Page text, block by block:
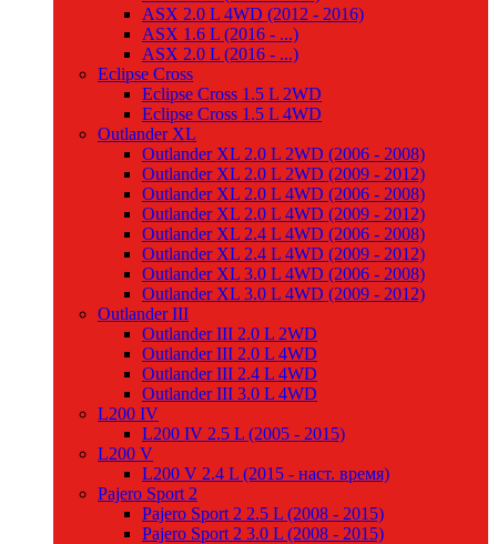
ASX 2.0 L 4WD (2012 - 2016)
ASX 1.6 L (2016 - ...)
ASX 2.0 L (2016 - ...)
Eclipse Cross
Eclipse Cross 1.5 L 2WD
Eclipse Cross 1.5 L 4WD
Outlander XL
Outlander XL 2.0 L 2WD (2006 - 2008)
Outlander XL 2.0 L 2WD (2009 - 2012)
Outlander XL 2.0 L 4WD (2006 - 2008)
Outlander XL 2.0 L 4WD (2009 - 2012)
Outlander XL 2.4 L 4WD (2006 - 2008)
Outlander XL 2.4 L 4WD (2009 - 2012)
Outlander XL 3.0 L 4WD (2006 - 2008)
Outlander XL 3.0 L 4WD (2009 - 2012)
Outlander III
Outlander III 2.0 L 2WD
Outlander III 2.0 L 4WD
Outlander III 2.4 L 4WD
Outlander III 3.0 L 4WD
L200 IV
L200 IV 2.5 L (2005 - 2015)
L200 V
L200 V 2.4 L (2015 - наст. время)
Pajero Sport 2
Pajero Sport 2 2.5 L (2008 - 2015)
Pajero Sport 2 3.0 L (2008 - 2015)